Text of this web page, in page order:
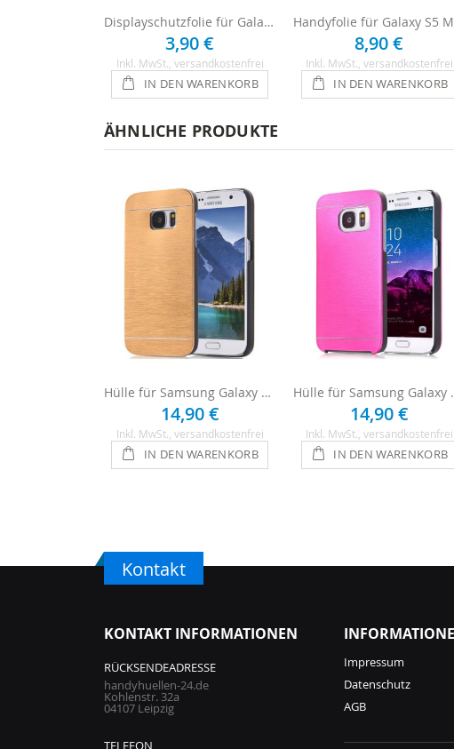
Displayschutzfolie für Galaxy S5 Mini
3,90 €
Inkl. MwSt. , versandkostenfrei
IN DEN WARENKORB
8,90 €
Inkl. MwSt. , versandkostenfrei
IN DEN WARENKORB
ÄHNLICHE PRODUKTE
Hülle für Samsung Galaxy S5 Mini - Gold
14,90 €
Inkl. MwSt. , versandkostenfrei
IN DEN WARENKORB
Hülle für
14,90 €
Inkl. MwSt. , versandkostenfrei
IN DEN WARENKORB
Kontakt
KONTAKT INFORMATIONEN
RÜCKSENDEADRESSE
handyhuellen-24.de
Kohlenstr. 32a
04107 Leipzig
TELEFON
Impressum
Datenschutz
AGB